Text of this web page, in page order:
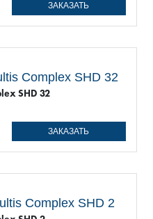
ЗАКАЗАТЬ
SHD 32
ЗАКАЗАТЬ